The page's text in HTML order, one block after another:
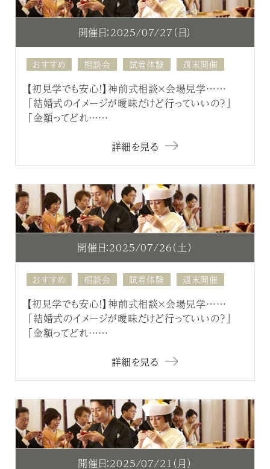
開催日：2025/07/27（日）
おすすめ 相談会 試着体験 週末開催
【初見学でも安心！】神前式相談×会場見学……
「結婚式のイメージが曖昧だけど行っていいの？」
「金額ってどれ……
詳細を見る
開催日：2025/07/26（土）
おすすめ 相談会 試着体験 週末開催
【初見学でも安心！】神前式相談×会場見学……
「結婚式のイメージが曖昧だけど行っていいの？」
「金額ってどれ……
詳細を見る
開催日：2025/07/21（月）